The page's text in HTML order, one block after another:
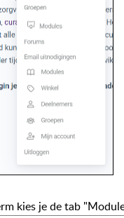
kies je de tab